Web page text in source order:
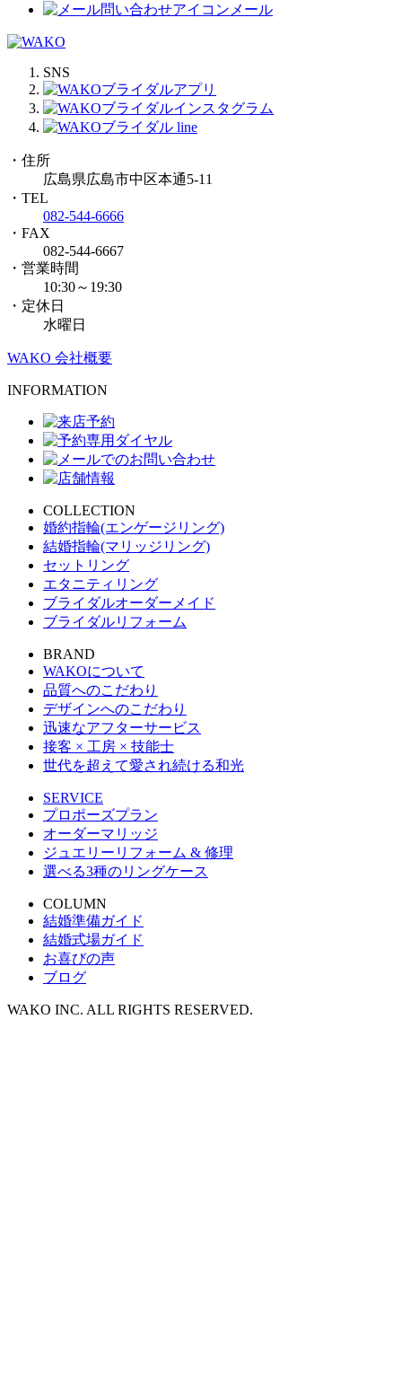
メール
SNS
・住所
広島県広島市中区本通5-11
・TEL
082-544-6666
・FAX
082-544-6667
・営業時間
10:30～19:30
・定休日
水曜日
WAKO 会社概要
INFORMATION
COLLECTION
婚約指輪(エンゲージリング)
結婚指輪(マリッジリング)
セットリング
エタニティリング
ブライダルオーダーメイド
ブライダルリフォーム
BRAND
WAKOについて
品質へのこだわり
デザインへのこだわり
迅速なアフターサービス
接客 × 工房 × 技能士
世代を超えて愛され続ける和光
SERVICE
プロポーズプラン
オーダーマリッジ
ジュエリーリフォーム & 修理
選べる3種のリングケース
COLUMN
結婚準備ガイド
結婚式場ガイド
お喜びの声
ブログ
WAKO INC. ALL RIGHTS RESERVED.